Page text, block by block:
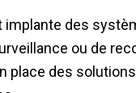
implante des
ou de
place des solutions